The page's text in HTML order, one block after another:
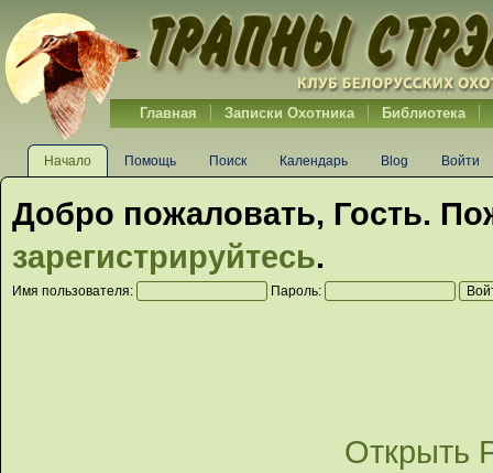
Главная Записки Охотника Библиотека
Начало Помощь Поиск Календарь Blog Войти
Добро пожаловать, Гость.
зарегистрируйтесь.
Имя пользователя: Пароль:
Открыть